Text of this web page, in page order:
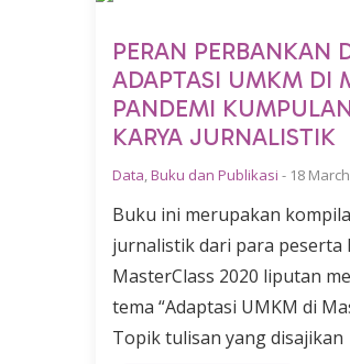
PERAN PERBANKAN
ADAPTASI UMKM DI
PANDEMI
KARYA JURNALISTIK
Data,Buku dan Publikasi - 18
Buku ini merupakan
jurnalistik dari para peserta
MasterClass 2020 liputan
tema “Adaptasi UMKM di
Topik tulisan yang disajikan